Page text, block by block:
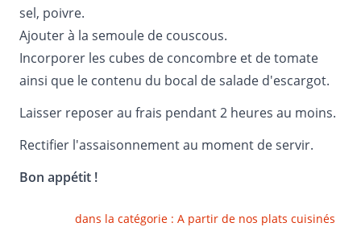
sel, poivre.
Ajouter à la semoule de couscous.
Incorporer les cubes de concombre et de tomate
ainsi que le contenu du bocal de salade d'escargot.
Laisser reposer au frais pendant 2 heures au moins.
Rectifier l'assaisonnement au moment de servir.
Bon appétit !
dans la catégorie : A partir de nos plats cuisinés